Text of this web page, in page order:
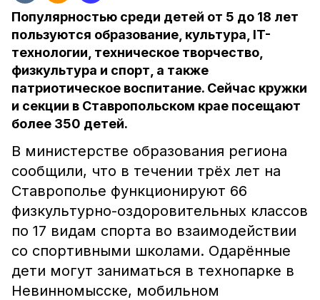
Популярностью среди детей от 5 до 18 лет
пользуются образование, культура, IT-
технологии, техническое творчество,
физкультура и спорт, а также
патриотическое воспитание. Сейчас кружки
и секции в Ставропольском крае посещают
более 350 детей.
В министерстве образования региона
сообщили, что в течении трёх лет на
Ставрополье функционируют 66
физкультурно-оздоровительных классов
по 17 видам спорта во взаимодействии
со спортивными школами. Одарённые
дети могут заниматься в технопарке в
Невинномысске, мобильном